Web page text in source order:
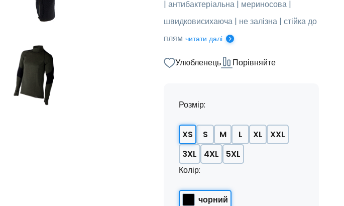
| антибактеріальна | мериносова |
швидковисихаюча | не залізна | стійка до
плям читати далі
Улюбленець Порівняйте
Розмір:
XS S M L XL
XXL
3XL
4XL
5XL
Колір:
чорний